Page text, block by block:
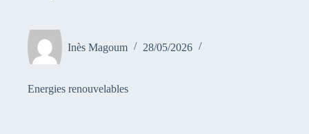
Inès Magoum 28/05/2026
Energies renouvelables